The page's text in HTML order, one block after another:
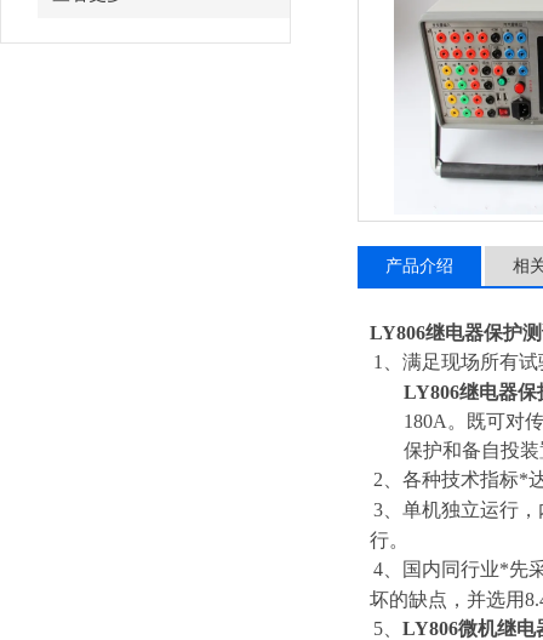
产品介绍 相
LY806继电器保护
1、满足现场所有
LY806继电器保
180A。既可对
保护和备自投
2、各种技术指标*
3、单机独立运行
行。
4、国内同行业*先
坏的缺点，并选用
5、 LY806微机继电